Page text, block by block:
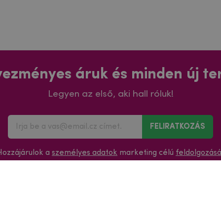
áruk és minden új
Legyen az első, aki hall róluk!
FELIRATKOZÁS
a személyes adatok marketing célú